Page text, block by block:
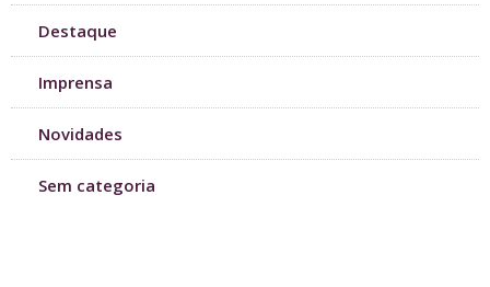
Destaque
Imprensa
Novidades
Sem categoria